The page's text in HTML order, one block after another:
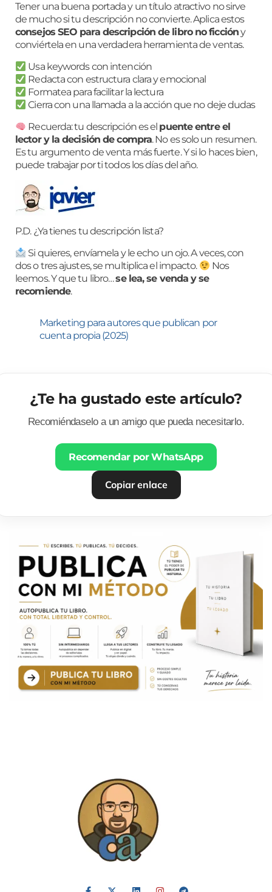
Tener una buena portada y un título atractivo no sirve
de mucho si tu descripción no convierte. Aplica estos
consejos SEO para descripción de libro no ficcióny
conviértela en una verdadera herramienta de ventas.
Usa keywords con intención
Redacta con estructura clara y emocional
Formatea para facilitar la lectura
Cierra con una llamada a la acción que no deje dudas
Recuerda: tu descripción es el puente entre el
lector y la decisión de compra. No es solo un resumen.
Es tu argumento de venta más fuerte. Y si lo haces bien,
puede trabajar por ti todos los días del año.
P.D. ¿Ya tienes tu descripción lista?
Si quieres, envíamela y le echo un ojo. A veces, con
dos o tres ajustes, se multiplica el impacto.
Nos
leemos. Y que tu libro…se lea, se venda y se
recomiende.
Marketing para autores que publican por
cuenta propia (2025)
¿Te ha gustado este artículo?
Recomiéndaselo a un amigo que pueda necesitarlo.
Recomendar por WhatsApp
Copiar enlace